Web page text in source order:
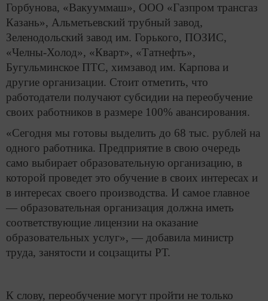
Горбунова, «Вакууммаш», ООО «Газпром трансгаз
Казань», Альметьевский трубный завод,
Зеленодольский завод им. Горького, ПОЗИС,
«Челны-Холод», «Кварт», «Татнефть»,
Бугульминское ПТС, химзавод им. Карпова и
другие организации. Стоит отметить, что
работодатели получают субсидии на переобучение
своих работников в размере 100% авансирования.
«Сегодня мы готовы выделить до 68 тыс. рублей на
одного работника. Предприятие в свою очередь
само выбирает образовательную организацию, в
которой проведет это обучение в своих интересах и
в интересах своего производства. И самое главное
— образовательная организация должна иметь
соответствующие лицензии на оказание
образовательных услуг», — добавила министр
труда, занятости и соцзащиты РТ.
К слову, переобучение могут пройти не только